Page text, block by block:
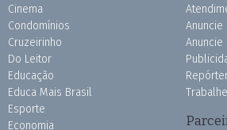
Cinema
Condomínios
Cruzeirinho
Do Leitor
Educação
Educa Mais Brasil
Esporte
Economia
Anuncie
Anuncie